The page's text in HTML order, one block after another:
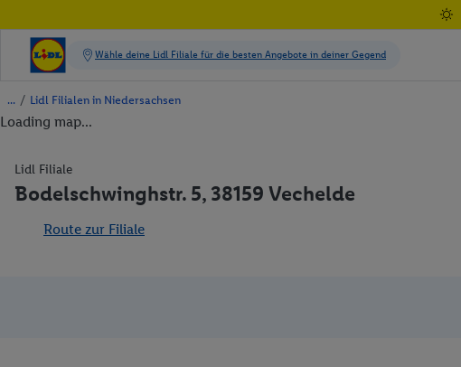
/ Lidl Filialen in Niedersachsen
Loading map...
Lidl Filiale
Bodelschwinghstr. 5, 38159 Vechelde
Route zur Filiale